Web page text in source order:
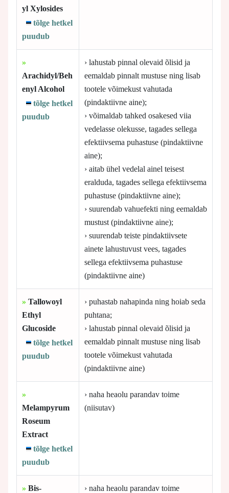
yl Xylosides
tõlge hetkel
puudub
»
Arachidyl/Beh
enyl Alcohol
tõlge hetkel
puudub
› lahustab pinnal olevaid õlisid ja
eemaldab pinnalt mustuse ning lisab
tootele võimekust vahutada
(pindaktiivne aine);
› võimaldab tahked osakesed viia
vedelasse olekusse, tagades sellega
efektiivsema puhastuse (pindaktiivne
aine);
› aitab ühel vedelal ainel teisest
eralduda, tagades sellega efektiivsema
puhastuse (pindaktiivne aine);
› suurendab vahuefekti ning eemaldab
mustust (pindaktiivne aine);
› suurendab teiste pindaktiivsete
ainete lahustuvust vees, tagades
sellega efektiivsema puhastuse
(pindaktiivne aine)
» Tallowoyl
Ethyl
Glucoside
tõlge hetkel
puudub
› puhastab nahapinda ning hoiab seda
puhtana;
› lahustab pinnal olevaid õlisid ja
eemaldab pinnalt mustuse ning lisab
tootele võimekust vahutada
(pindaktiivne aine)
»
Melampyrum
Roseum
Extract
tõlge hetkel
puudub
› naha heaolu parandav toime
(niisutav)
» Bis-
› naha heaolu parandav toime